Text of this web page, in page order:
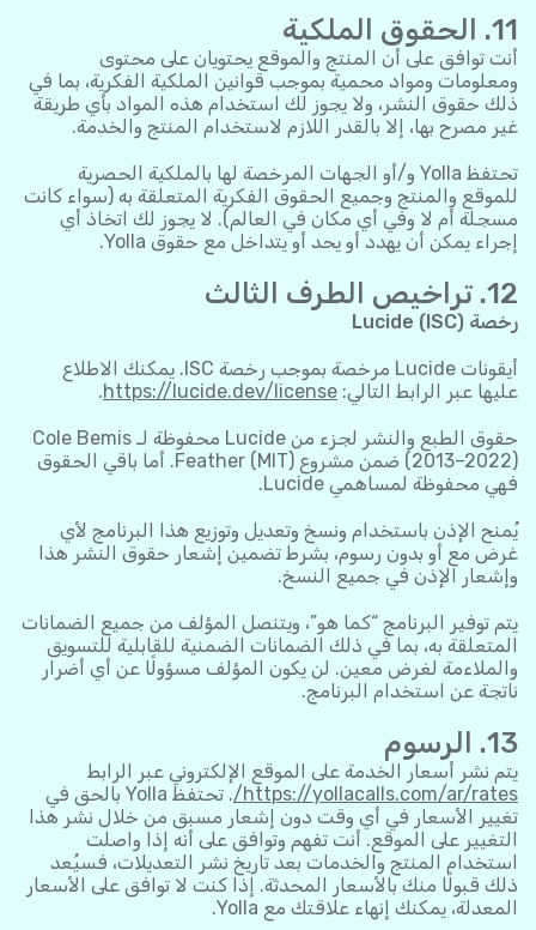
11. الحقوق الملكية
أنت توافق على أن المنتج والموقع يحتويان على محتوى
ومعلومات ومواد محمية بموجب قوانين الملكية الفكرية، بما في
ذلك حقوق النشر، ولا يجوز لك استخدام هذه المواد بأي طريقة
غير مصرح بها، إلا بالقدر اللازم لاستخدام المنتج والخدمة.
تحتفظ Yolla و/أو الجهات المرخصة لها بالملكية الحصرية
للموقع والمنتج وجميع الحقوق الفكرية المتعلقة به (سواء كانت
مسجلة أم لا وفي أي مكان في العالم). لا يجوز لك اتخاذ أي
إجراء يمكن أن يهدد أو يحد أو يتداخل مع حقوق Yolla.
12. تراخيص الطرف الثالث
رخصة Lucide (ISC)
أيقونات Lucide مرخصة بموجب رخصة ISC. يمكنك الاطلاع
عليها عبر الرابط التالي: https://lucide.dev/license
.
حقوق الطبع والنشر لجزء من Lucide محفوظة لـ Cole Bemis
(2013–2022) ضمن مشروع Feather (MIT). أما باقي الحقوق
فهي محفوظة لمساهمي Lucide.
يُمنح الإذن باستخدام ونسخ وتعديل وتوزيع هذا البرنامج لأي
غرض مع أو بدون رسوم، بشرط تضمين إشعار حقوق النشر هذا
وإشعار الإذن في جميع النسخ.
يتم توفير البرنامج “كما هو”، ويتنصل المؤلف من جميع الضمانات
المتعلقة به، بما في ذلك الضمانات الضمنية للقابلية للتسويق
والملاءمة لغرض معين. لن يكون المؤلف مسؤولًا عن أي أضرار
ناتجة عن استخدام البرنامج.
13. الرسوم
يتم نشر أسعار الخدمة على الموقع الإلكتروني عبر الرابط
https://yollacalls.com/ar/rates/
. تحتفظ Yolla بالحق في
تغيير الأسعار في أي وقت دون إشعار مسبق من خلال نشر هذا
التغيير على الموقع. أنت تفهم وتوافق على أنه إذا واصلت
استخدام المنتج والخدمات بعد تاريخ نشر التعديلات، فسيُعد
ذلك قبولًا منك بالأسعار المحدثة. إذا كنت لا توافق على الأسعار
المعدلة، يمكنك إنهاء علاقتك مع Yolla.